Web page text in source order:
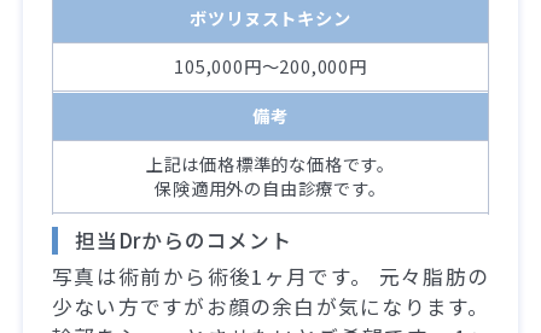
ボツリヌストキシン
105,000円～200,000円
備考
上記は価格標準的な価格です。
保険適用外の自由診療です。
担当Drからのコメント
写真は術前から術後1ヶ月です。 元々脂肪の
少ない方ですがお顔の余白が気になります。